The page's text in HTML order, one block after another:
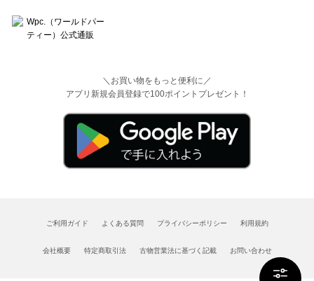
＼お買い物をもっと便利に／
アプリ新規会員登録で100ポイントプレゼント！
ご利用ガイド よくある質問 プライバシーポリシー 利用規約
会社概要 特定商取引法 古物営業法に基づく記載 お問い合わせ